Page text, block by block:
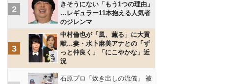
2
きそうにない「もう1つの理由」
…レギュラー11本抱える人気者
のジレンマ
3
中村倫也が「風、薫る」に大貢
献…妻・水卜麻美アナとの「ず
っと仲良く」「にこやかな」近
況
石原プロ「炊き出しの流儀」 被